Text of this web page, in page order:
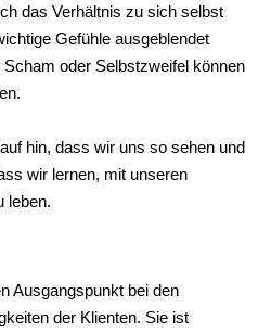
das Verhältnis zu sich selbst
Gefühle ausgeblendet
oder Selbstzweifel können
hin, dass wir uns so sehen und
wir lernen, mit unseren
leben.
Ausgangspunkt bei den
der Klienten. Sie ist